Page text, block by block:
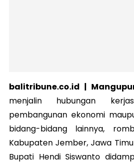
balitribune.co.id |
menjalin hubungan
pembangunan ekonomi
bidang-bidang lainnya,
Kabupaten Jember, Jawa
Bupati Hendi Siswanto